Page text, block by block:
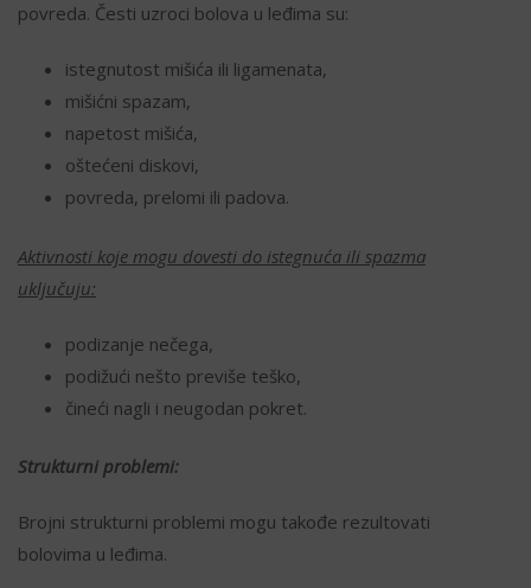
povreda. Česti uzroci bolova u leđima su:
istegnutost mišića ili ligamenata,
mišićni spazam,
napetost mišića,
oštećeni diskovi,
povreda, prelomi ili padova.
Aktivnosti koje mogu dovesti do istegnuća ili spazma
uključuju:
podizanje nečega,
podižući nešto previše teško,
čineći nagli i neugodan pokret.
Strukturni problemi:
Brojni strukturni problemi mogu takođe rezultovati
bolovima u leđima.